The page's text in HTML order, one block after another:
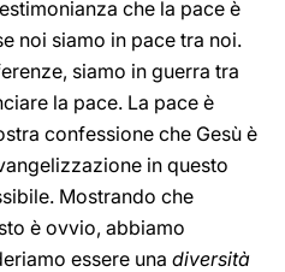
che la pace è
noi siamo in pace tra noi.
siamo in guerra tra
la pace. La pace è
confessione che Gesù è
in questo
Mostrando che
è ovvio, abbiamo
essere una diversità